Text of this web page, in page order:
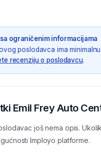
ograničenim informacijama
poslodavca ima
recenziju o poslodavcu.
Emil Frey Auto
još nema opis.
Imployo platforme.